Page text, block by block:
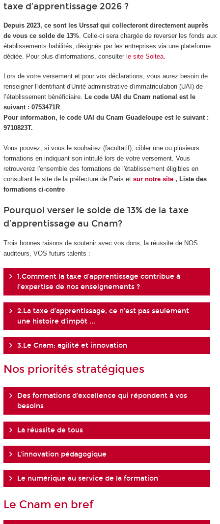
taxe d’apprentissage 2026 ?
Depuis 2023, ce sont les Urssaf qui collecteront directement auprès
de vous ce solde de 13%. Celle-ci sera chargée de reverser les fonds aux
établissements habilités, désignés par les entreprises via une plateforme
dédiée. Pour plus d'informations, consulter le site Soltea.
Lors de votre versement et pour vos déclarations, vous aurez besoin de
renseigner l'identifiant d'Unité administrative d'immatriculation (UAI) de
l’établissement bénéficiaire. Le code UAI du Cnam national est le
suivant : 0753471R.
Pour information, le code UAI du Cnam Guadeloupe est le suivant :
9710823T.
Vous pouvez, si vous le souhaitez (facultatif), cibler une ou plusieurs
formations en indiquant son intitulé lors de votre versement. Vous
retrouverez l'ensemble des formations de l'établissement éligibles en
consultant le site de la préfecture de Paris et sur notre site , Liste des
formations ci-contre
Pourquoi verser le solde de 13% de la taxe
d’apprentissage au Cnam?
Trois bonnes raisons de soutenir avec vos dons, la réussite de NOS
auditeurs, VOS futurs talents :
1.Comment la taxe d’apprentissage contribue à
l’expertise de nos enseignements ?
2.La taxe d’apprentissage, ce n’est pas seulement
une histoire d’impôt ...
3.Le Cnam: agilité et innovation
Nos priorités stratégiques
Des formations d'excellence qui répondent à vos
besoins
La réussite de tous
L'innovation pédagogique
Le numérique au service de la formation
Le Cnam en bref